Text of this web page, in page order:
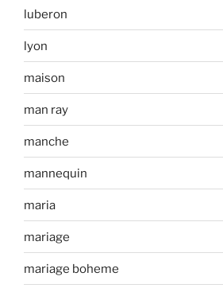
luberon
lyon
maison
man ray
manche
mannequin
maria
mariage
mariage boheme